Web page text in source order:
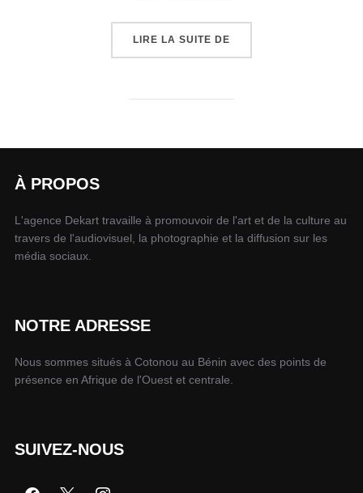
LIRE LA SUITE DE
À PROPOS
L'agence Dekart travaille à promouvoir de l'art et de la culture au
travers de l'audiovisuel, la photographie et la diffusion sur les
média sociaux.
NOTRE ADRESSE
Nous sommes situés à Cotonou au Bénin avec des points de
présence en Afrique de l'Ouest et centrale.
SUIVEZ-NOUS